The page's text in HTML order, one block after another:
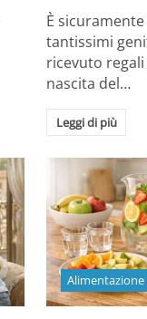
È
tantissimi
ricevuto
nascita del…
Leggi di più